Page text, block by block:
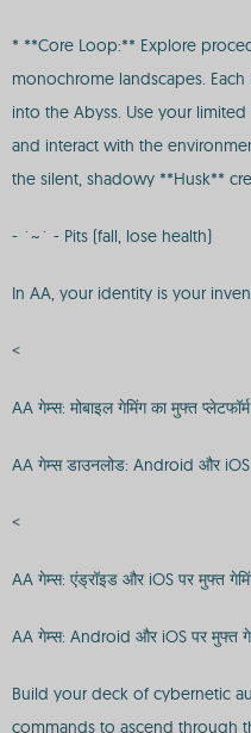
* **Core Loop:** Explore
monochrome landscapes.
into the Abyss. Use your
and interact with the
the silent, shadowy **Husk**
- `~` - Pits (fall, lose health)
In AA, your identity is your
<
AA गेम्स: मोबाइल गेमिंग का मुफ्त
AA गेम्स डाउनलोड: Android और
<
AA गेम्स: एंड्रॉइड और iOS पर मुफ्त
AA गेम्स: Android और iOS पर मुफ्त
Build your deck of cybernetic
commands to ascend through